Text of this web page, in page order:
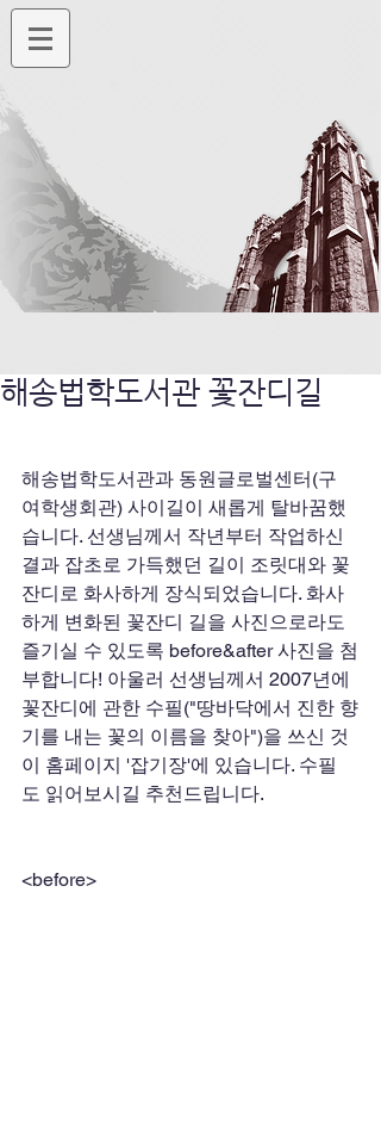
해송법학도서관 꽃잔디길
해송법학도서관과 동원글로벌센터(구
여학생회관) 사이길이 새롭게 탈바꿈했
습니다. 선생님께서 작년부터 작업하신
결과 잡초로 가득했던 길이 조릿대와 꽃
잔디로 화사하게 장식되었습니다. 화사
하게 변화된 꽃잔디 길을 사진으로라도
즐기실 수 있도록 before&after 사진을 첨
부합니다! 아울러 선생님께서 2007년에
꽃잔디에 관한 수필("땅바닥에서 진한 향
기를 내는 꽃의 이름을 찾아")을 쓰신 것
이 홈페이지 '잡기장'에 있습니다. 수필
도 읽어보시길 추천드립니다.
<before>